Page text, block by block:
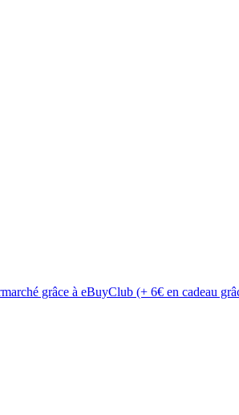
grâce à eBuyClub (+ 6€ en cadeau